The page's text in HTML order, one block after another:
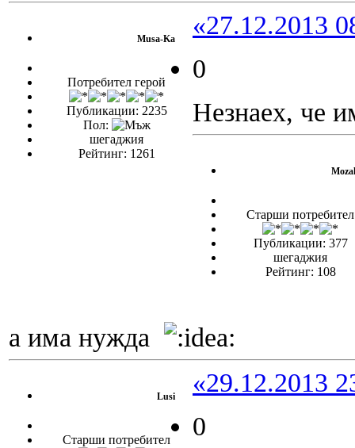
Musa-Ka
Потребител герой
Публикации: 2235
Пол:
шегаджия
Рейтинг: 1261
«27.12.2013
0
Незнаех, че
Старши потребител
Публикации: 377
шегаджия
Рейтинг: 108
а има нужда
Lusi
Старши потребител
«29.12.2013
0